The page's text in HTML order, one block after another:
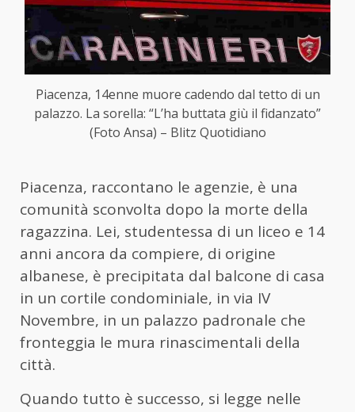
Piacenza, 14enne muore cadendo dal tetto di un
palazzo. La sorella: “L’ha buttata giù il fidanzato”
(Foto Ansa) – Blitz Quotidiano
Piacenza, raccontano le agenzie, è una
comunità sconvolta dopo la morte della
ragazzina. Lei, studentessa di un liceo e 14
anni ancora da compiere, di origine
albanese, è precipitata dal balcone di casa
in un cortile condominiale, in via IV
Novembre, in un palazzo padronale che
fronteggia le mura rinascimentali della
città.
Quando tutto è successo, si legge nelle